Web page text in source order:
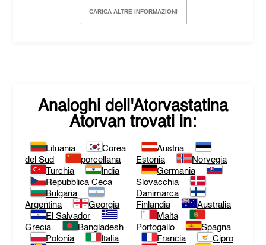
CARICA ALTRE INFORMAZIONI
Analoghi dell'Atorvastatina
Atorvan trovati in:
Lituania
Corea
del Sud
porcellana
Turchia
India
Repubblica Ceca
Bulgaria
Argentina
Georgia
El Salvador
Grecia
Bangladesh
Polonia
Italia
Austria
Estonia
Norvegia
Germania
Slovacchia
Danimarca
Finlandia
Australia
Malta
Portogallo
Spagna
Francia
Cipro